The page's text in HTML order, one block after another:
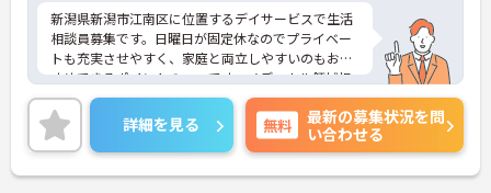
新潟県新潟市江南区に位置するデイサービスで生活
相談員募集です。日曜日が固定休なのでプライベー
トも充実させやすく、家庭と両立しやすいのもおす
すめできるポイントの一つです。メディカル領域担
当
詳細を見る 無料
最新の募集状況を問
い合わせる